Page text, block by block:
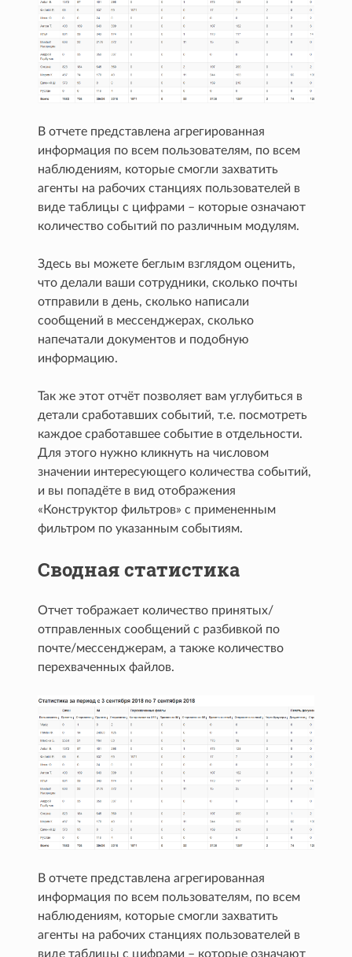
В отчете представлена агрегированная
информация по всем пользователям, по всем
наблюдениям, которые смогли захватить
агенты на рабочих станциях пользователей в
виде таблицы с цифрами – которые означают
количество событий по различным модулям.
Здесь вы можете беглым взглядом оценить,
что делали ваши сотрудники, сколько почты
отправили в день, сколько написали
сообщений в мессенджерах, сколько
напечатали документов и подобную
информацию.
Так же этот отчёт позволяет вам углубиться в
детали сработавших событий, т.е. посмотреть
каждое сработавшее событие в отдельности.
Для этого нужно кликнуть на числовом
значении интересующего количества событий,
и вы попадёте в вид отображения
«Конструктор фильтров» с примененным
фильтром по указанным событиям.
Сводная статистика
Отчет тображает количество принятых/
отправленных сообщений с разбивкой по
почте/мессенджерам, а также количество
перехваченных файлов.
В отчете представлена агрегированная
информация по всем пользователям, по всем
наблюдениям, которые смогли захватить
агенты на рабочих станциях пользователей в
виде таблицы с цифрами – которые означают